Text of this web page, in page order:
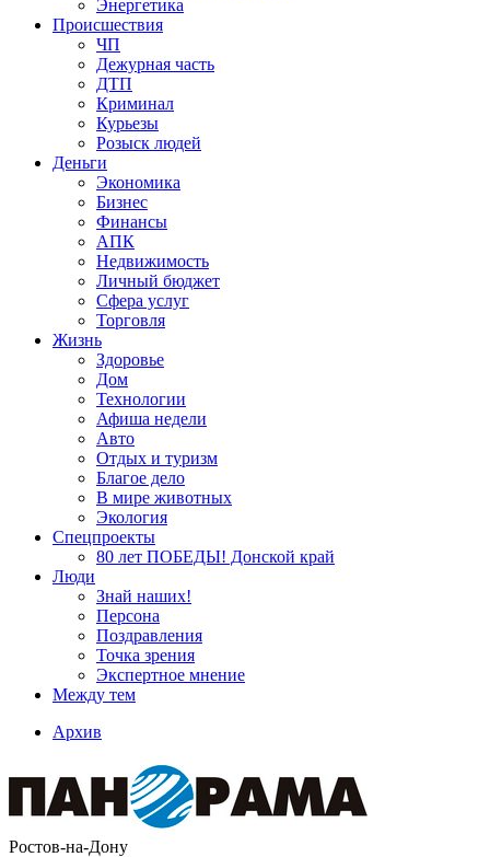
Энергетика
Происшествия
ЧП
Дежурная часть
ДТП
Криминал
Курьезы
Розыск людей
Деньги
Экономика
Бизнес
Финансы
АПК
Недвижимость
Личный бюджет
Сфера услуг
Торговля
Жизнь
Здоровье
Дом
Технологии
Афиша недели
Авто
Отдых и туризм
Благое дело
В мире животных
Экология
Спецпроекты
80 лет ПОБЕДЫ! Донской край
Люди
Знай наших!
Персона
Поздравления
Точка зрения
Экспертное мнение
Между тем
Архив
Ростов-на-Дону